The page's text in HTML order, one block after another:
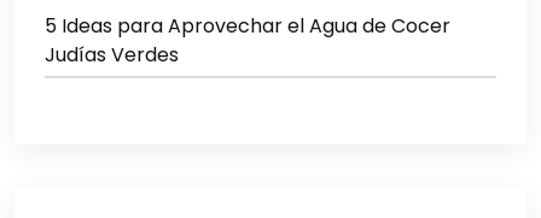
5 Ideas para Aprovechar el Agua de Cocer
Judías Verdes